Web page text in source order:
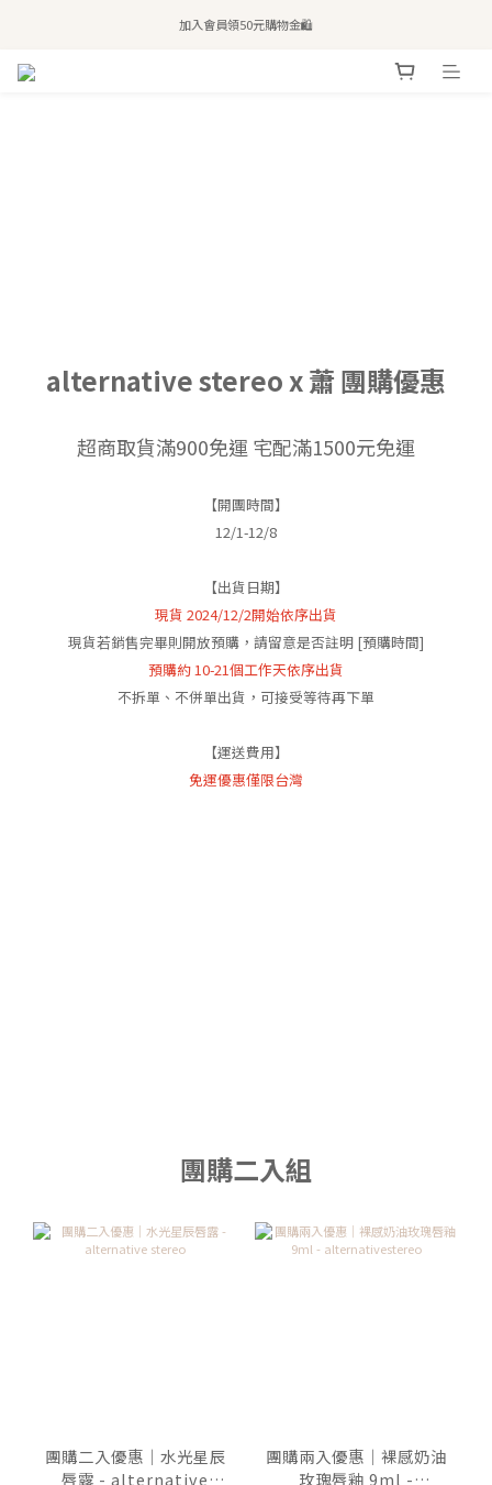
全站滿$2,500免運｜6/30前 含新品滿$1,300超取免運
加入會員領50元購物金🛍️
alternative stereo x 蕭 團購優惠
超商取貨滿900免運 宅配滿1500元免運
【開團時間】
12/1-12/8
【出貨日期】
現貨 2024/12/2開始依序出貨
現貨若銷售完畢則開放預購，請留意是否註明 [預購時間]
預購約 10-21個工作天依序出貨
不拆單、不併單出貨，可接受等待再下單
【運送費用】
免運優惠僅限台灣
團購二入組
團購二入優惠｜水光星辰
唇露 - alternative
團購兩入優惠｜裸感奶油
玫瑰唇釉 9ml -